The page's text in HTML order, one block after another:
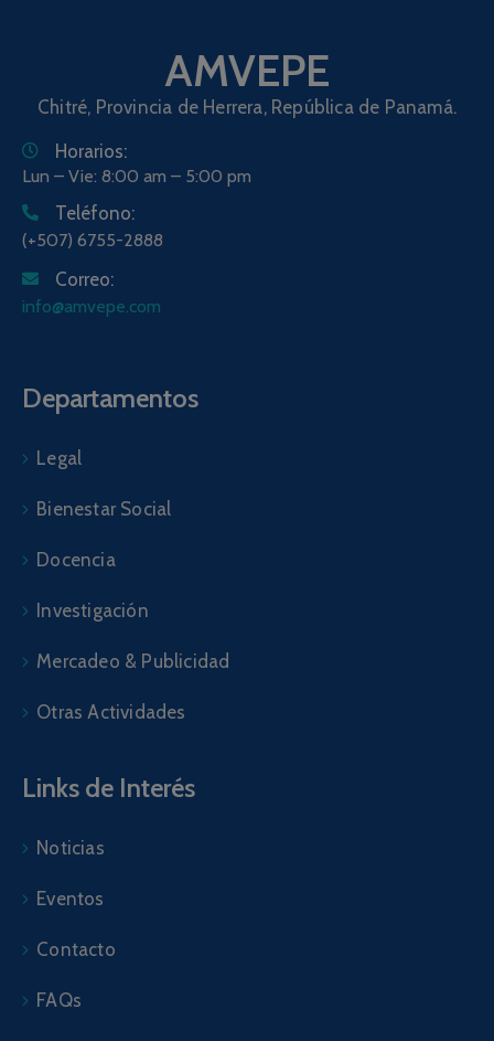
AMVEPE
Chitré, Provincia de Herrera, República de Panamá.
Horarios:
Lun – Vie: 8:00 am – 5:00 pm
Teléfono:
(+507) 6755-2888
Correo:
info@amvepe.com
Departamentos
Legal
Bienestar Social
Docencia
Investigación
Mercadeo & Publicidad
Otras Actividades
Links de Interés
Noticias
Eventos
Contacto
FAQs